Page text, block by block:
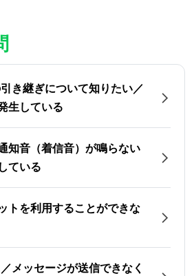
き継ぎについて知りたい／
生している
知音（着信音）が鳴らない
ている
トを利用することができな
メッセージが送信できなく